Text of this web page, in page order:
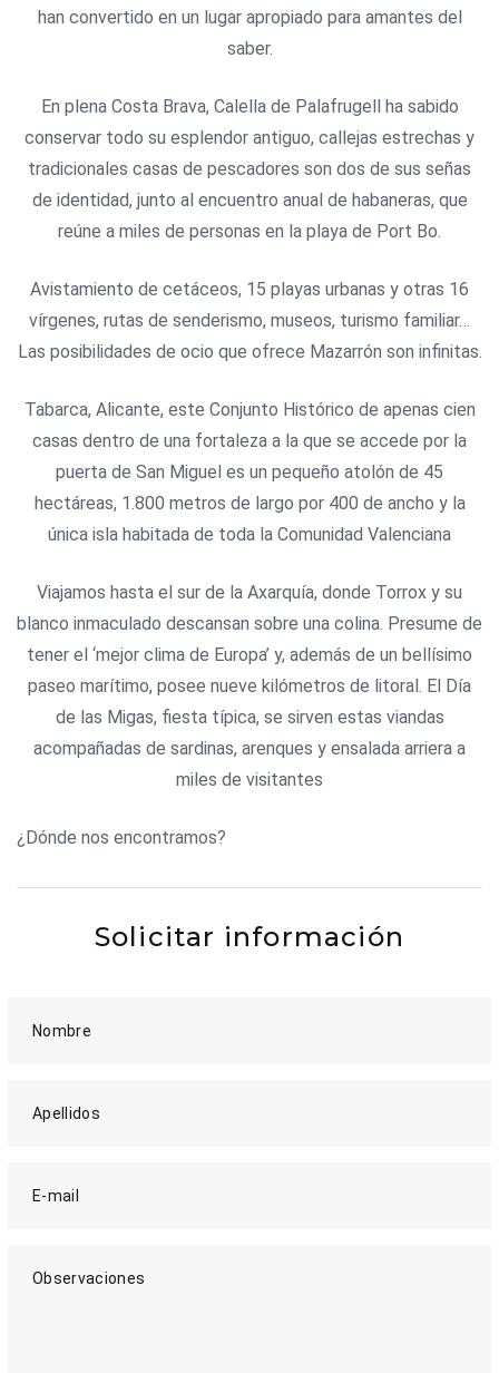
han convertido en un lugar apropiado para amantes del
saber.
En plena Costa Brava, Calella de Palafrugell ha sabido
conservar todo su esplendor antiguo, callejas estrechas y
tradicionales casas de pescadores son dos de sus señas
de identidad, junto al encuentro anual de habaneras, que
reúne a miles de personas en la playa de Port Bo.
Avistamiento de cetáceos, 15 playas urbanas y otras 16
vírgenes, rutas de senderismo, museos, turismo familiar…
Las posibilidades de ocio que ofrece Mazarrón son infinitas.
Tabarca, Alicante, este Conjunto Histórico de apenas cien
casas dentro de una fortaleza a la que se accede por la
puerta de San Miguel es un pequeño atolón de 45
hectáreas, 1.800 metros de largo por 400 de ancho y la
única isla habitada de toda la Comunidad Valenciana
Viajamos hasta el sur de la Axarquía, donde Torrox y su
blanco inmaculado descansan sobre una colina. Presume de
tener el ‘mejor clima de Europa’ y, además de un bellísimo
paseo marítimo, posee nueve kilómetros de litoral. El Día
de las Migas, fiesta típica, se sirven estas viandas
acompañadas de sardinas, arenques y ensalada arriera a
miles de visitantes
¿Dónde nos encontramos?
Solicitar información
Nombre
Apellidos
E-mail
Observaciones